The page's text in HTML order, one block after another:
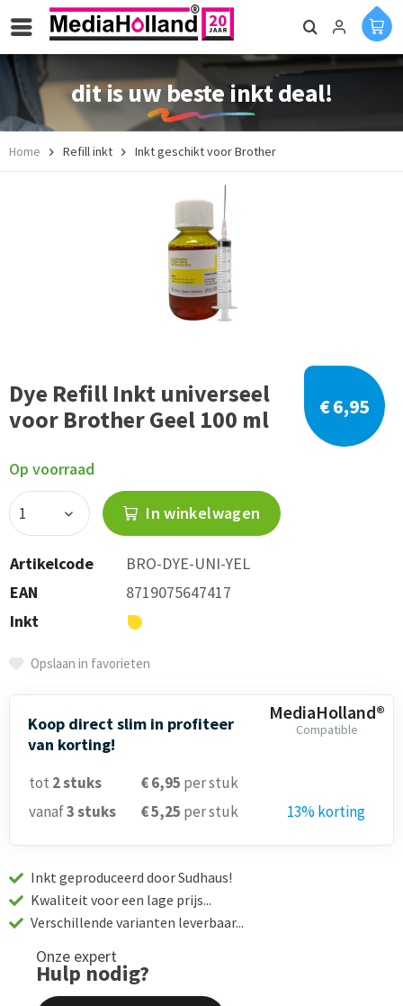
dit is uw beste inkt deal!
Home Refill inkt Inkt geschikt voor Brother
Dye Refill Inkt universeel
voor Brother Geel 100 ml
€ 6,95
Op voorraad
In winkelwagen
Artikelcode
BRO-DYE-UNI-YEL
EAN
8719075647417
Inkt
Opslaan in favorieten
MediaHolland®
Compatible
Koop direct slim in profiteer
van korting!
tot 2stuks € 6,95 per stuk
vanaf3stuks € 5,25 per stuk 13% korting
Inkt geproduceerd door Sudhaus!
Kwaliteit voor een lage prijs...
Verschillende varianten leverbaar...
Onze expert
Hulp nodig?